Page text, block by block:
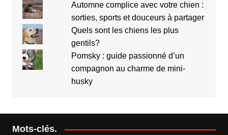
Automne complice avec votre chien :
sorties, sports et douceurs à partager
Quels sont les chiens les plus
gentils?
Pomsky : guide passionné d’un
compagnon au charme de mini-
husky
Mots-clés.